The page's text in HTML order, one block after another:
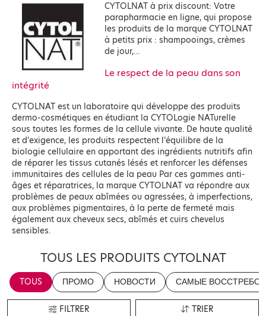
CYTOLNAT à prix discount: Votre
parapharmacie en ligne, qui propose
les produits de la marque CYTOLNAT
à petits prix : shampooings, crèmes
de jour,…
Le respect de la peau dans son
intégrité
CYTOLNAT est un laboratoire qui développe des produits
dermo-cosmétiques en étudiant la CYTOLogie NATurelle
sous toutes les formes de la cellule vivante. De haute qualité
et d’exigence, les produits respectent l’équilibre de la
biologie cellulaire en apportant des ingrédients nutritifs afin
de réparer les tissus cutanés lésés et renforcer les défenses
immunitaires des cellules de la peau Par ces gammes anti-
âges et réparatrices, la marque CYTOLNAT va répondre aux
problèmes de peaux abîmées ou agressées, à imperfections,
aux problèmes pigmentaires, à la perte de fermeté mais
également aux cheveux secs, abîmés et cuirs chevelus
sensibles.
TOUS LES PRODUITS CYTOLNAT
TOUS ПРОМО НОВОСТИ САМЫЕ
FILTRER TRIER